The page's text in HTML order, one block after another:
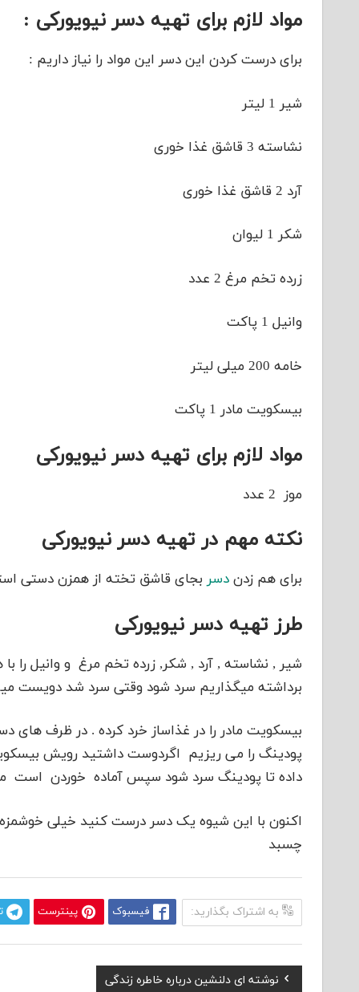
مواد لازم برای تهیه دسر نیویورکی :
برای درست کردن این دسر این مواد را نیاز داریم :
شیر 1 لیتر
نشاسته 3 قاشق غذا خوری
آرد 2 قاشق غذا خوری
شکر 1 لیوان
زرده تخم مرغ 2 عدد
وانیل 1 پاکت
خامه 200 میلی لیتر
بیسکویت مادر 1 پاکت
مواد لازم برای تهیه دسر نیویورکی
موز 2 عدد
نکته مهم در تهیه دسر نیویورکی
برای هم زدندسر بجای قاشق تخته از همزن دستی
طرز تهیه دسر نیویورکی
شیر , نشاسته , آرد , شکر, زرده تخم مرغ و وانیل را
برداشته میگذاریم سرد شود وقتی سرد شد دویست
بیسکویت مادر را در غذاساز خرد کرده . در ظرف
پودینگ را می ریزیم اگردوست داشتید رویش
داده تا پودینگ سرد شود سپس آماده خوردن است
اکنون با این شیوه یک دسر درست کنید خیلی
چسبد
به اشتراک بگذارید: فیسبوک پینترست
Previous
نوشته ای دلنشین درباره خاطره زندگی